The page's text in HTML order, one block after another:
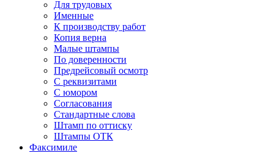
Для трудовых
Именные
К производству работ
Копия верна
Малые штампы
По доверенности
Предрейсовый осмотр
С реквизитами
С юмором
Согласования
Стандартные слова
Штамп по оттиску
Штампы ОТК
Факсимиле